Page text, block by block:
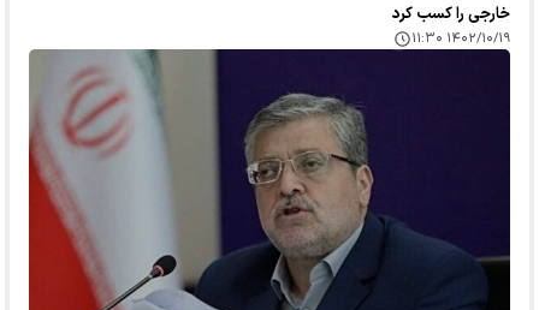
خارجی را کسب کرد
۱۴۰۲/۱۰/۱۹ ۱۱:۳۰